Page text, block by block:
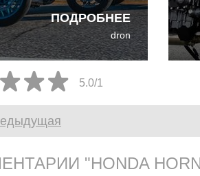
ПОДРОБНЕЕ
по прямой на
и городской суеты до
моментов на
Сравнение
MT-07 Honda CB750
Suzuki GSX-8S.
dron
на
5.0/1
"HONDA